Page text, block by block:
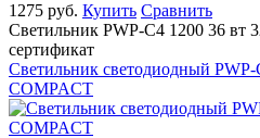
1275 руб. Купить Сравнить
Светильник PWP-С4 1200 36 вт
сертификат
Светильник светодиодный
COMPACT